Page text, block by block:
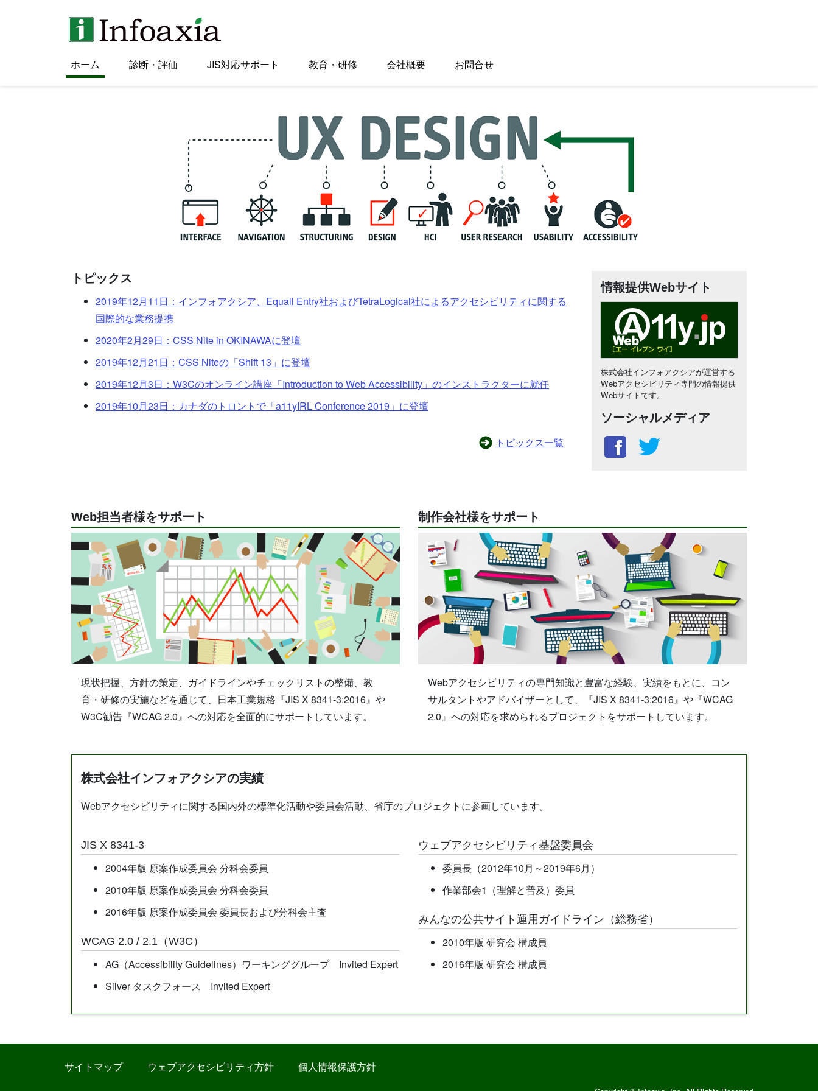
ホーム 診断・評価 JIS対応サポート 教育・研修 会社概要 お問合せ
トピックス
2019年12月11日：インフォアクシア、Equall Entry社およびTetraLogical社によるアクセシビリティに関する
国際的な業務提携
2020年2月29日：CSS Nite in OKINAWAに登壇
2019年12月21日：CSS Niteの「Shift 13」に登壇
2019年12月3日：W3Cのオンライン講座「Introduction to Web Accessibility」のインストラクターに就任
2019年10月23日：カナダのトロントで「a11yIRL Conference 2019」に登壇
トピックス一覧
情報提供Webサイト
株式会社インフォアクシアが運営する
Webアクセシビリティ専門の情報提供
Webサイトです。
ソーシャルメディア
Web担当者様をサポート
現状把握、方針の策定、ガイドラインやチェックリストの整備、教
育・研修の実施などを通じて、日本工業規格『JIS X 8341-3:2016』や
W3C勧告『WCAG 2.0』への対応を全面的にサポートしています。
制作会社様をサポート
Webアクセシビリティの専門知識と豊富な経験、実績をもとに、コン
サルタントやアドバイザーとして、『JIS X 8341-3:2016』や『WCAG
2.0』への対応を求められるプロジェクトをサポートしています。
株式会社インフォアクシアの実績
Webアクセシビリティに関する国内外の標準化活動や委員会活動、省庁のプロジェクトに参画しています。
JIS X 8341-3
2004年版 原案作成委員会 分科会委員
2010年版 原案作成委員会 分科会委員
2016年版 原案作成委員会 委員⻑および分科会主査
WCAG 2.0 / 2.1（W3C）
AG（Accessibility Guidelines）ワーキンググループ Invited Expert
Silver タスクフォース Invited Expert
ウェブアクセシビリティ基盤委員会
委員長（2012年10月～2019年6月）
作業部会1（理解と普及）委員
みんなの公共サイト運用ガイドライン（総務省）
2010年版 研究会 構成員
2016年版 研究会 構成員
サイトマップ ウェブアクセシビリティ方針 個人情報保護方針